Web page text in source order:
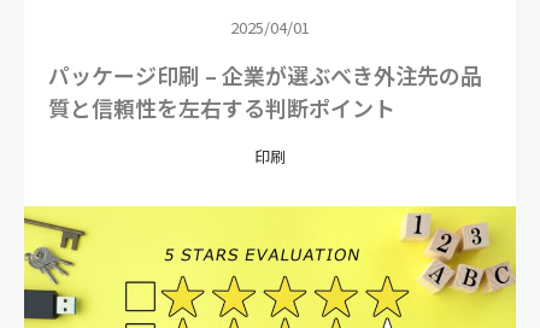
2025/04/01
パッケージ印刷 – 企業が選ぶべき外注先の品
質と信頼性を左右する判断ポイント
印刷